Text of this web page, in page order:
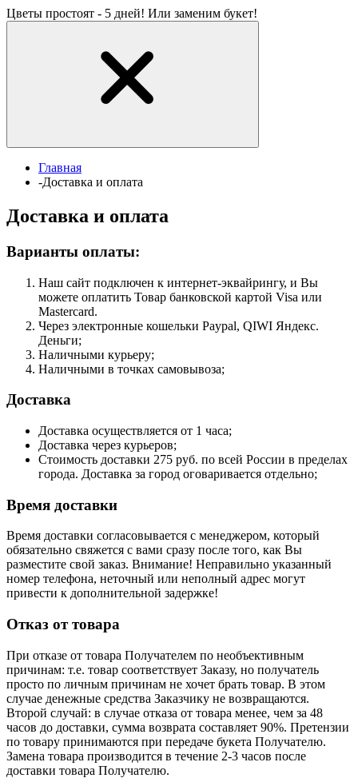
Цветы простоят - 5 дней! Или заменим букет!
Главная
-Доставка и оплата
Доставка и оплата
Варианты оплаты:
Наш сайт подключен к интернет-эквайрингу, и Вы
можете оплатить Товар банковской картой Visa или
Mastercard.
Через электронные кошельки Paypal, QIWI Яндекс.
Деньги;
Наличными курьеру;
Наличными в точках самовывоза;
Доставка
Доставка осуществляется от 1 часа;
Доставка через курьеров;
Стоимость доставки 275 руб. по всей России в пределах
города. Доставка за город оговаривается отдельно;
Время доставки
Время доставки согласовывается с менеджером, который
обязательно свяжется с вами сразу после того, как Вы
разместите свой заказ. Внимание! Неправильно указанный
номер телефона, неточный или неполный адрес могут
привести к дополнительной задержке!
Отказ от товара
При отказе от товара Получателем по необъективным
причинам: т.е. товар соответствует Заказу, но получатель
просто по личным причинам не хочет брать товар. В этом
случае денежные средства Заказчику не возвращаются.
Второй случай: в случае отказа от товара менее, чем за 48
часов до доставки, сумма возврата составляет 90%. Претензии
по товару принимаются при передаче букета Получателю.
Замена товара производится в течение 2-3 часов после
доставки товара Получателю.